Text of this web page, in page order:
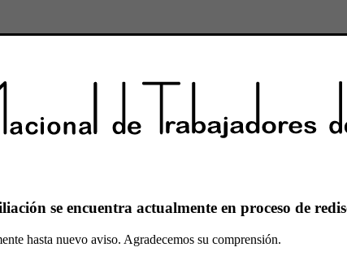
se encuentra actualmente en proceso de
hasta nuevo aviso. Agradecemos su comprensión.